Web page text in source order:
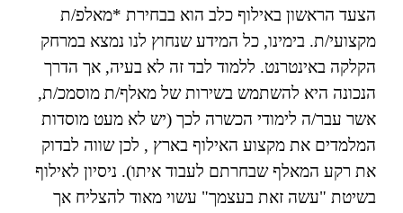
הצעד הראשון באילוף כלב הוא בבחירת *מאלפ/ת
מקצועי/ת. בימינו, כל המידע שנחוץ לנו נמצא במרחק
הקלקה באינטרנט. ללמוד לבד זה לא בעיה, אך הדרך
הנכונה היא להשתמש בשירות של מאלף/ת מוסמכ/ת,
אשר עבר/ה לימודי הכשרה לכך (יש לא מעט מוסדות
המלמדים את מקצוע האילוף בארץ , לכן שווה לבדוק
את רקע המאלף שבחרתם לעבוד איתו). ניסיון לאילוף
בשיטת "עשה זאת בעצמך" עשוי מאוד להצליח אך